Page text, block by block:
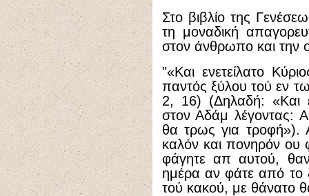
Στο βιβλίο της
τη μοναδική
στον άνθρωπο και
"«Και ενετείλατο
παντός ξύλου τού εν
2, 16) (Δηλαδή: «Και
στον Αδάμ λέγοντας:
θα τρως για τροφή»).
καλόν και πονηρόν
φάγητε απ αυτού,
ημέρα αν φάτε από το
τού κακού, με θάνατο